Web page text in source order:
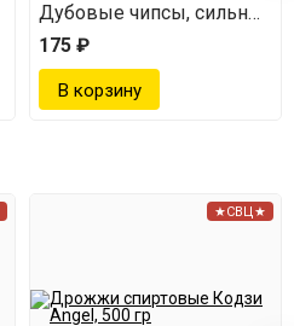
Дубовые чипсы, сильный
175 ₽
★СВЦ★